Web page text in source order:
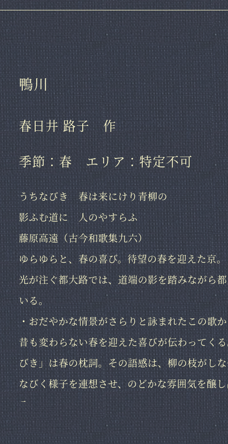
鴨川
春日井 路子 作
季節：春 エリア：特定不可
うちなびき 春は来にけり青柳の
影ふむ道に 人のやすらふ
藤原高遠（古今和歌集九六）
ゆらゆらと、春の喜び。待望の春を迎えた京
光が注ぐ都大路では、道端の影を踏みながら
いる。
・おだやかな情景がさらりと詠まれたこの歌
昔も変わらない春を迎えた喜びが伝わってく
びき」は春の枕詞。その語感は、柳の枝がし
なびく様子を連想させ、のどかな雰囲気を醸
る。